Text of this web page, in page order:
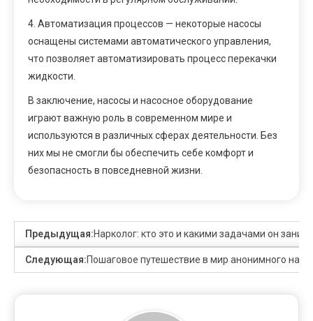
4. Автоматизация процессов — некоторые насосы
оснащены системами автоматического управления,
что позволяет автоматизировать процесс перекачки
жидкости.
В заключение, насосы и насосное оборудование
играют важную роль в современном мире и
используются в различных сферах деятельности. Без
них мы не смогли бы обеспечить себе комфорт и
безопасность в повседневной жизни.
Предыдущая:Нарколог: кто это и какими задачами он
Следующая:Пошаговое путешествие в мир анонимного